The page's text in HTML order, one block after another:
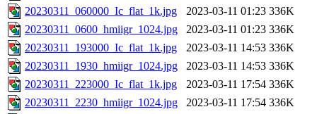
20230311_060000_Ic_flat_1k.jpg
2023-03-11 01:23 336K
20230311_0600_hmiigr_1024.jpg
2023-03-11 01:23 336K
20230311_193000_Ic_flat_1k.jpg
2023-03-11 14:53 336K
20230311_1930_hmiigr_1024.jpg
2023-03-11 14:53 336K
20230311_223000_Ic_flat_1k.jpg
2023-03-11 17:54 336K
20230311_2230_hmiigr_1024.jpg
2023-03-11 17:54 336K